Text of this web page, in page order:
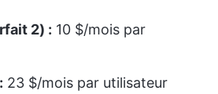
2) : 10 $/mois par
23 $/mois par utilisateur